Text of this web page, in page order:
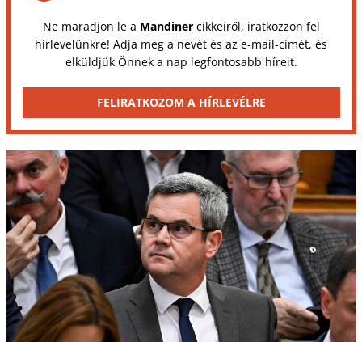
Ne maradjon le a Mandinercikkeiről, iratkozzon fel
hírlevelünkre! Adja meg a nevét és az e-mail-címét, és
elküldjük Önnek a nap legfontosabb híreit.
FELIRATKOZOM A HÍRLEVÉLRE